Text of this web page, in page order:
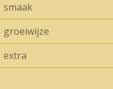
smaak
groeiwijze
extra